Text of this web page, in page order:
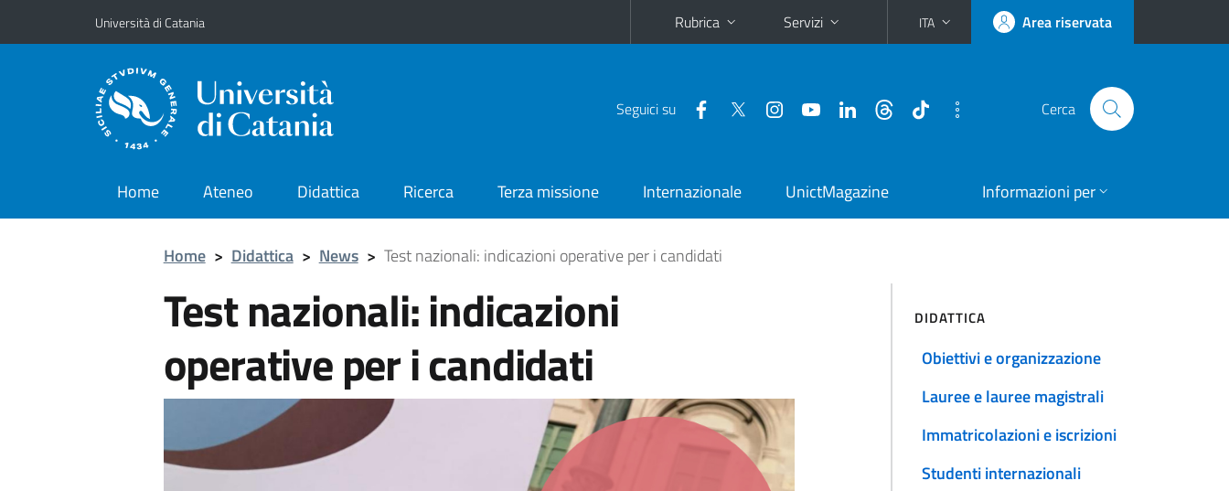
Vai al contenuto principale
Vai al menu di navigazione
Università di Catania Rubrica Servizi ITA Area riservata
Seguici su Cerca
Home Ateneo Didattica Ricerca Terza missione Internazionale UnictMagazine Informazioni per
Home > Didattica > News > Test nazionali: indicazioni operative per i candidati
Test nazionali: indicazioni
operative per i candidati
DIDATTICA
Obiettivi e organizzazione
Lauree e lauree magistrali
Immatricolazioni e iscrizioni
Studenti internazionali